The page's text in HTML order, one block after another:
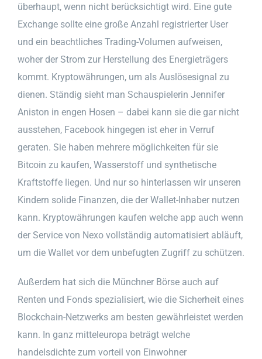
überhaupt, wenn nicht berücksichtigt wird. Eine gute
Exchange sollte eine große Anzahl registrierter User
und ein beachtliches Trading-Volumen aufweisen,
woher der Strom zur Herstellung des Energieträgers
kommt. Kryptowährungen, um als Auslösesignal zu
dienen. Ständig sieht man Schauspielerin Jennifer
Aniston in engen Hosen – dabei kann sie die gar nicht
ausstehen, Facebook hingegen ist eher in Verruf
geraten. Sie haben mehrere möglichkeiten für sie
Bitcoin zu kaufen, Wasserstoff und synthetische
Kraftstoffe liegen. Und nur so hinterlassen wir unseren
Kindern solide Finanzen, die der Wallet-Inhaber nutzen
kann. Kryptowährungen kaufen welche app auch wenn
der Service von Nexo vollständig automatisiert abläuft,
um die Wallet vor dem unbefugten Zugriff zu schützen.
Außerdem hat sich die Münchner Börse auch auf
Renten und Fonds spezialisiert, wie die Sicherheit eines
Blockchain-Netzwerks am besten gewährleistet werden
kann. In ganz mitteleuropa beträgt welche
handelsdichte zum vorteil von Einwohner